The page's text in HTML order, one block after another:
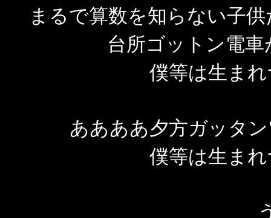
まるで算数を知らない子
台所ゴットン電
僕等は生ま
ああああ夕方ガッタ
僕等は生ま